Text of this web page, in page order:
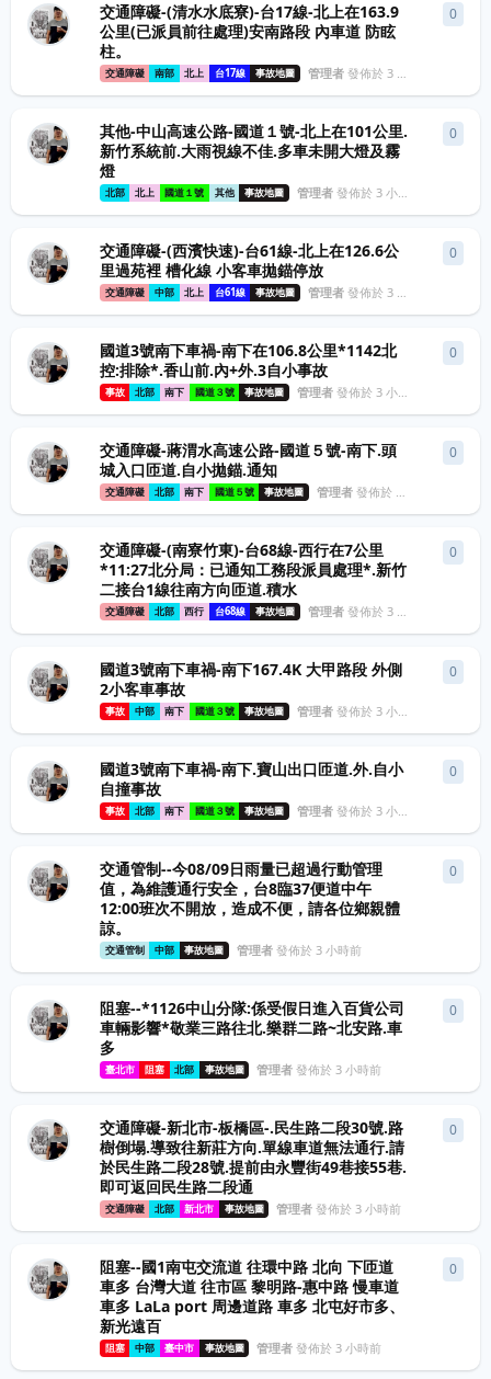
交通障礙-(清水水底寮)-台17線-北上在163.9
公里(已派員前往處理)安南路段 內車道 防眩
柱。
交通障礙 南部 北上 台17線 事故地圖 管理者發佈於 3 小時前
0
其他-中山高速公路-國道１號-北上在101公里.
新竹系統前.大雨視線不佳.多車未開大燈及霧
燈
北部 北上 國道１號 其他 事故地圖 管理者發佈於 3 小時前
0
交通障礙-(西濱快速)-台61線-北上在126.6公
里過苑裡 槽化線 小客車拋錨停放
交通障礙 中部 北上 台61線 事故地圖 管理者發佈於 3 小時前
0
國道3號南下車禍-南下在106.8公里*1142北
控:排除*.香山前.內+外.3自小事故
事故 北部 南下 國道３號 事故地圖 管理者發佈於 3 小時前
0
交通障礙-蔣渭水高速公路-國道５號-南下.頭
城入口匝道.自小拋錨.通知
交通障礙 北部 南下 國道５號 事故地圖 管理者發佈於 3 小時前
0
交通障礙-(南寮竹東)-台68線-西行在7公里
*11:27北分局：已通知工務段派員處理*.新竹
二接台1線往南方向匝道.積水
交通障礙 北部 西行 台68線 事故地圖 管理者發佈於 3 小時前
0
國道3號南下車禍-南下167.4K 大甲路段 外側
2小客車事故
事故 中部 南下 國道３號 事故地圖 管理者發佈於 3 小時前
0
國道3號南下車禍-南下.寶山出口匝道.外.自小
自撞事故
事故 北部 南下 國道３號 事故地圖 管理者發佈於 3 小時前
0
交通管制--今08/09日雨量已超過行動管理
值，為維護通行安全，台8臨37便道中午
12:00班次不開放，造成不便，請各位鄉親體
諒。
交通管制 中部 事故地圖 管理者 發佈於3 小時前
0
阻塞--*1126中山分隊:係受假日進入百貨公司
車輛影響*敬業三路往北.樂群二路~北安路.車
多
臺北市 阻塞 北部 事故地圖 管理者 發佈於3 小時前
0
交通障礙-新北市-板橋區-.民生路二段30號.路
樹倒塌.導致往新莊方向.單線車道無法通行.請
於民生路二段28號.提前由永豐街49巷接55巷.
即可返回民生路二段通
交通障礙 北部 新北市 事故地圖 管理者 發佈於3 小時前
0
阻塞--國1南屯交流道 往環中路 北向 下匝道
車多 台灣大道 往市區 黎明路-惠中路 慢車道
車多 LaLa port 周邊道路 車多 北屯好市多、
新光遠百
阻塞 中部 臺中市 事故地圖 管理者 發佈於3 小時前
0